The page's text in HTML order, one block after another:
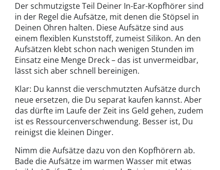
Der schmutzigste Teil Deiner In-Ear-Kopfhörer sind
in der Regel die Aufsätze, mit denen die Stöpsel in
Deinen Ohren halten. Diese Aufsätze sind aus
einem flexiblen Kunststoff, zumeist Silikon. An den
Aufsätzen klebt schon nach wenigen Stunden im
Einsatz eine Menge Dreck – das ist unvermeidbar,
lässt sich aber schnell bereinigen.
Klar: Du kannst die verschmutzten Aufsätze durch
neue ersetzen, die Du separat kaufen kannst. Aber
das dürfte im Laufe der Zeit ins Geld gehen, zudem
ist es Ressourcenverschwendung. Besser ist, Du
reinigst die kleinen Dinger.
Nimm die Aufsätze dazu von den Kopfhörern ab.
Bade die Aufsätze im warmen Wasser mit etwas